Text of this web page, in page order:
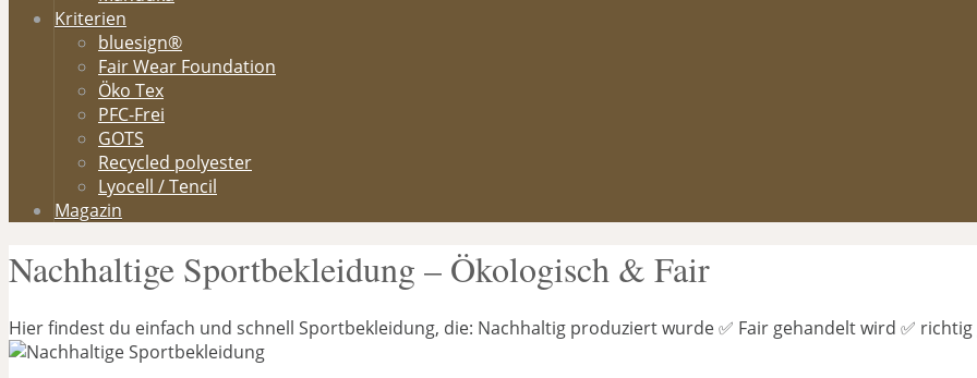
Kriterien
bluesign®
Fair Wear Foundation
Öko Tex
PFC-Frei
GOTS
Recycled polyester
Lyocell / Tencil
Magazin
Nachhaltige Sportbekleidung – Ökologisch & Fair
Hier findest du einfach und schnell Sportbekleidung, die: Nachhaltig produziert wurde ✅ Fair gehandelt wird ✅ richtig